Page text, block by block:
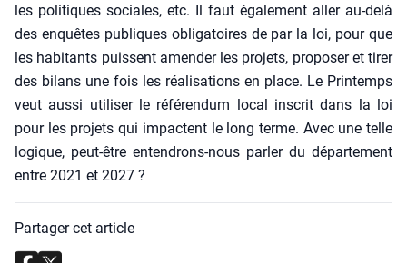
les poli­tiques sociales, etc. Il faut éga­le­ment aller au-delà
des enquêtes publiques obli­ga­toires de par la loi, pour que
les habi­tants puissent amen­der les pro­jets, pro­po­ser et tirer
des bilans une fois les réa­li­sa­tions en place. Le Prin­temps
veut aus­si uti­li­ser le réfé­ren­dum local ins­crit dans la loi
pour les pro­jets qui impactent le long terme. Avec une telle
logique, peut-être enten­drons-nous par­ler du dépar­te­ment
entre 2021 et 2027 ?
Partager cet article